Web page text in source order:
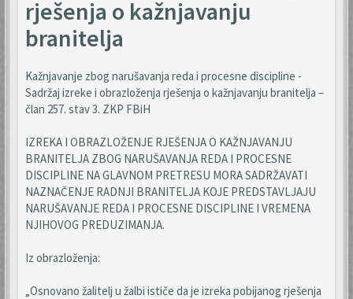
rješenja o kažnjavanju
branitelja
Kažnjavanje zbog narušavanja reda i procesne discipline -
Sadržaj izreke i obrazloženja rješenja o kažnjavanju branitelja –
član 257. stav 3. ZKP FBiH
IZREKA I OBRAZLOŽENJE RJEŠENJA O KAŽNJAVANJU
BRANITELJA ZBOG NARUŠAVANJA REDA I PROCESNE
DISCIPLINE NA GLAVNOM PRETRESU MORA SADRŽAVATI
NAZNAČENJE RADNJI BRANITELJA KOJE PREDSTAVLJAJU
NARUŠAVANJE REDA I PROCESNE DISCIPLINE I VREMENA
NJIHOVOG PREDUZIMANJA.
Iz obrazloženja:
„Osnovano žalitelj u žalbi ističe da je izreka pobijanog rješenja